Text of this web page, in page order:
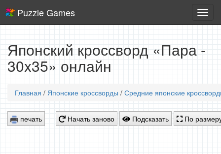
игры
Puzzle Games
Японский кроссворд «Пара -
30x35» онлайн
Главная / Японские кроссворды / Средние японские
печать Начать заново Подсказать По